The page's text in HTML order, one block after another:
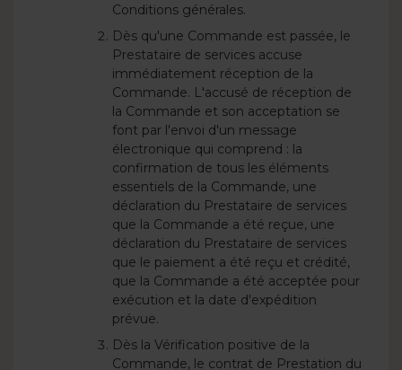
Conditions générales.
Dès qu'une Commande est passée, le
Prestataire de services accuse
immédiatement réception de la
Commande. L'accusé de réception de
la Commande et son acceptation se
font par l'envoi d'un message
électronique qui comprend : la
confirmation de tous les éléments
essentiels de la Commande, une
déclaration du Prestataire de services
que la Commande a été reçue, une
déclaration du Prestataire de services
que le paiement a été reçu et crédité,
que la Commande a été acceptée pour
exécution et la date d'expédition
prévue.
Dès la Vérification positive de la
Commande, le contrat de Prestation du